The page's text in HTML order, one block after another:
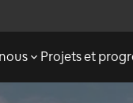
Projets et